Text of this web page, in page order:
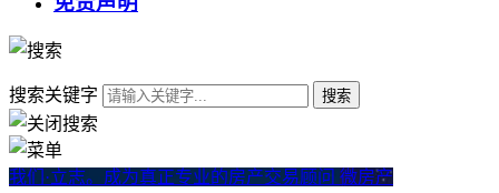
搜索关键字
我们·立志。成为真正专业的房产交易顾问 微房产